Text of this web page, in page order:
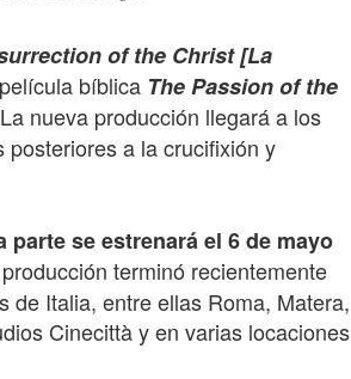
of the Christ [La
bíblica The Passion of the
nueva producción llegará a los
a la crucifixión y
parte se estrenará el 6 de mayo
terminó recientemente
de Italia, entre ellas Roma, Matera,
Cinecittà y en varias locaciones